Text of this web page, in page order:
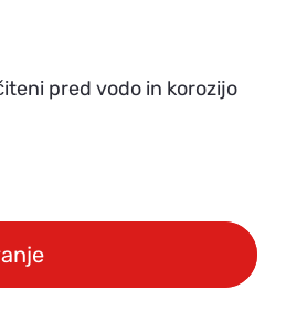
pred vodo in korozijo